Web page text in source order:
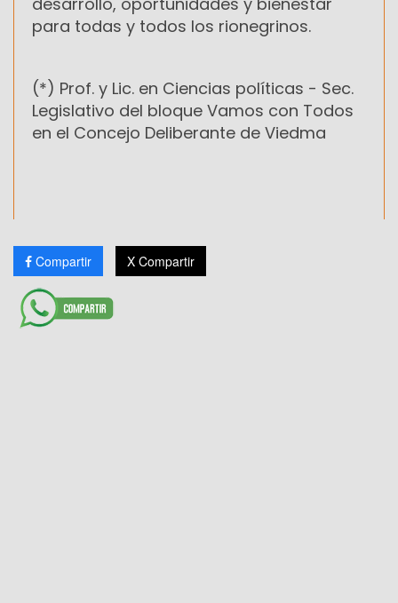
para todas y todos los rionegrinos.
(*) Prof. y Lic. en Ciencias políticas - Sec.
Legislativo del bloque Vamos con Todos
en el Concejo Deliberante de Viedma
Compartir X Compartir